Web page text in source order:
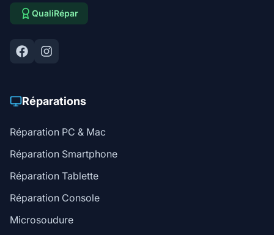
QualiRépar
Réparations
Réparation PC & Mac
Réparation Smartphone
Réparation Tablette
Réparation Console
Microsoudure